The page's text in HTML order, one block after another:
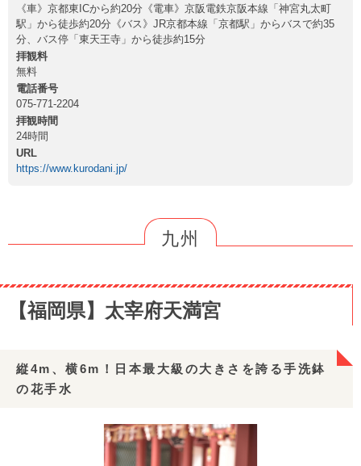
《車》京都東ICから約20分《電車》京阪電鉄京阪本線「神宮丸太町
駅」から徒歩約20分《バス》JR京都本線「京都駅」からバスで約35
分、バス停「東天王寺」から徒歩約15分
拝観料
無料
電話番号
075-771-2204
拝観時間
24時間
URL
https://www.kurodani.jp/
九州
【福岡県】太宰府天満宮
縦4m、横6m！日本最大級の大きさを誇る手洗鉢
の花手水